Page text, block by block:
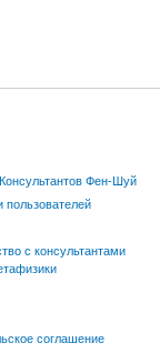
Фен-Шуй
пользователей
с консультантами
соглашение